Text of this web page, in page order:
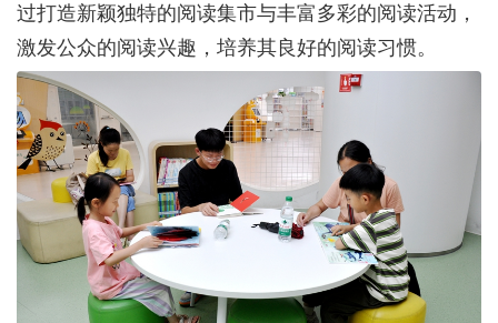
过打造新颖独特的阅读集市与丰富多彩的阅读活动，
激发公众的阅读兴趣，培养其良好的阅读习惯。